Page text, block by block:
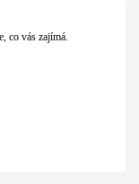
co vás zajímá.